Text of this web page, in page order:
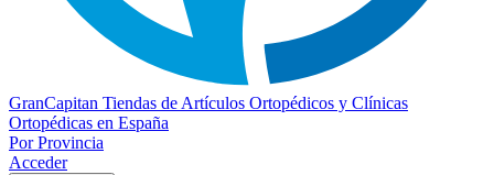
GranCapitan Tiendas de Artículos Ortopédicos y Clínicas
Ortopédicas en España
Por Provincia
Acceder